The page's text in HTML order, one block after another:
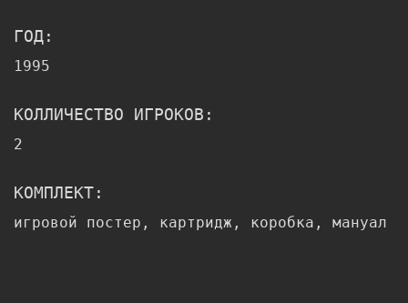
ГОД:
1995
КОЛЛИЧЕСТВО ИГРОКОВ:
2
КОМПЛЕКТ:
игровой постер, картридж, коробка, мануал